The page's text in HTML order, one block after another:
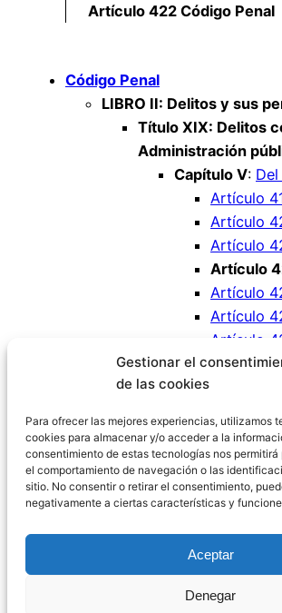
Gestionar el
de las cookies
Para ofrecer las mejores experiencias, utilizamos
cookies para almacenar y/o acceder a la
consentimiento de estas tecnologías nos
el comportamiento de navegación o las
sitio. No consentir o retirar el consentimiento,
negativamente a ciertas características y
Aceptar
Denegar
Artículo 422 Código Penal
Código Penal
LIBRO II: Delitos y sus
Título XIX: Delitos
Administración
Capítulo V:
Artículo
Artículo
Artículo
Artículo
Artículo
Artículo
Artículo
Artículo
Política de Privacidad